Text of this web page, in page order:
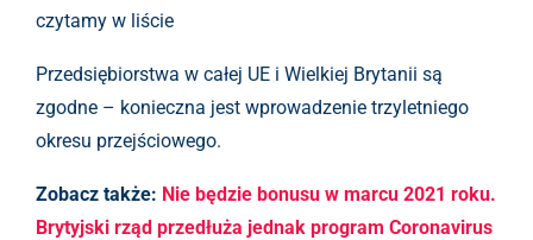
czytamy w liście
Przedsiębiorstwa w całej UE i Wielkiej Brytanii są
zgodne – konieczna jest wprowadzenie trzyletniego
okresu przejściowego.
Zobacz także: Nie będzie bonusu w marcu 2021 roku.
Brytyjski rząd przedłuża jednak program Coronavirus